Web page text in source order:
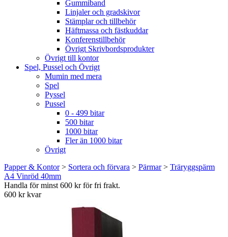
Gummiband
Linjaler och gradskivor
Stämplar och tillbehör
Häftmassa och fästkuddar
Konferenstillbehör
Övrigt Skrivbordsprodukter
Övrigt till kontor
Spel, Pussel och Övrigt
Mumin med mera
Spel
Pyssel
Pussel
0 - 499 bitar
500 bitar
1000 bitar
Fler än 1000 bitar
Övrigt
Papper & Kontor> Sortera och förvara > Pärmar> Träryggspärm
A4 Vinröd 40mm
Handla för minst 600 kr för fri frakt.
600 kr kvar